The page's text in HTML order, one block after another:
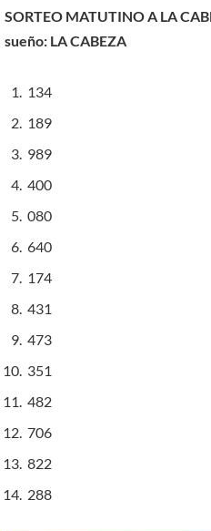
SORTEO MATUTINO A LA
sueño: LA CABEZA
134
189
989
400
080
640
174
431
473
351
482
706
822
288